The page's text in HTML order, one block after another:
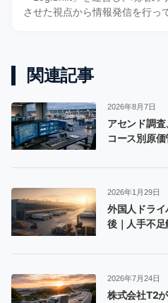
させた視点から情報発信を行っ
関連記事
2026年8月7日
アセンド調
コース別原
2026年1月29日
外国人ドラ
後｜人手不
2026年7月24日
株式会社T2